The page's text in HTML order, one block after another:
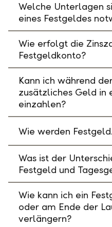
Welche Unterlagen
eines Festgeldes
Wie erfolgt die
Festgeldkonto?
Kann ich während
zusätzliches Geld in
einzahlen?
Wie werden
Was ist der
Festgeld und
Wie kann ich ein
oder am Ende der
verlängern?